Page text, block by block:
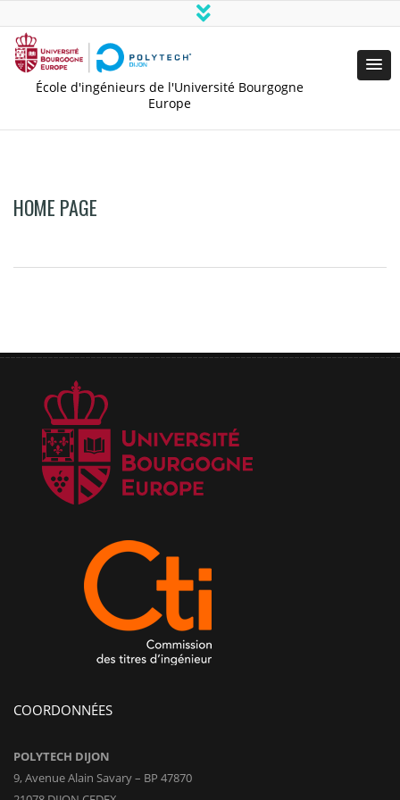
École d'ingénieurs de l'Université Bourgogne
Europe
HOME PAGE
COORDONNÉES
POLYTECH DIJON
9, Avenue Alain Savary – BP 47870